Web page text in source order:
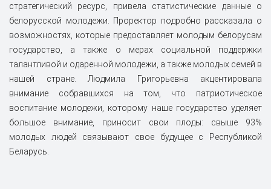
стратегический ресурс, привела статистические данные о
белорусской молодежи. Проректор подробно рассказала о
возможностях, которые предоставляет молодым белорусам
государство, а также о мерах социальной поддержки
талантливой и одаренной молодежи, а также молодых семей в
нашей стране. Людмила Григорьевна акцентировала
внимание собравшихся на том, что патриотическое
воспитание молодежи, которому наше государство уделяет
большое внимание, приносит свои плоды: свыше 93%
молодых людей связывают свое будущее с Республикой
Беларусь.